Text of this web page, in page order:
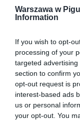
Warszawa w
Information
If you wish to opt-
processing of your
targeted
section to confirm
opt-out request is
interest-based ads
us or personal
your opt-out. You